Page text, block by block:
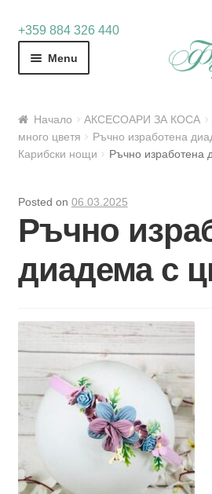
+359 884 326 440
Skip
Skip
Menu
Начало АКСЕСОАРИ ЗА КОСА
много цветя
Ръчно изработена
Карибски нощи
Ръчно изработена
Posted on 06.03.2025
Ръчно
диадема с